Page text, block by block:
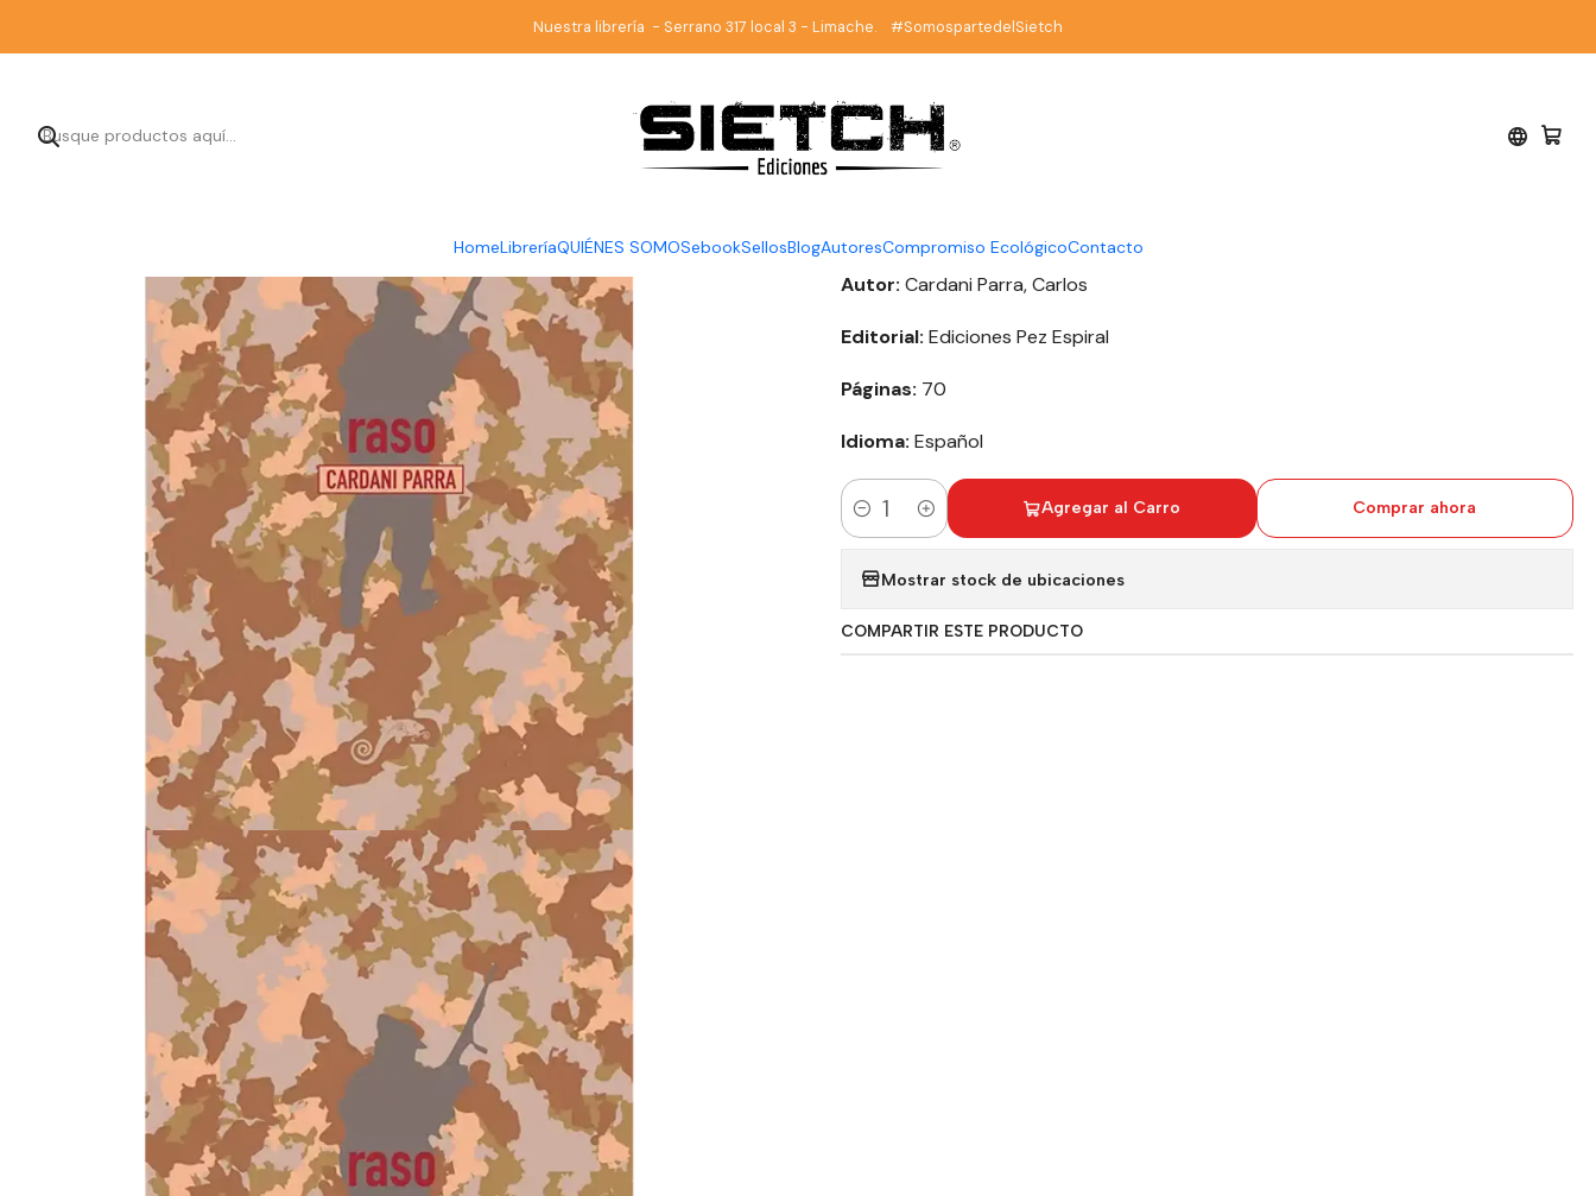
HomeLibreríaQUIÉNES SOMOSebookSellosBlogAutoresCompromiso EcológicoContacto
Nuestra librería - Serrano 317 local 3 - Limache. #SomospartedelSietch
Inicio Librería Poesía Raso - Carlos Cardani - Ediciones Pez Espiral
|
Raso - Carlos Cardani - Ediciones
Pez Espiral
DESCRIPCIÓN
Autor: Cardani Parra, Carlos
Editorial: Ediciones Pez Espiral
Páginas: 70
Idioma: Español
Cantidad
Agregar al Carro Comprar ahora
Mostrar stock de ubicaciones
COMPARTIR ESTE PRODUCTO